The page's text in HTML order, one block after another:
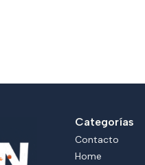
Categorías
Contacto
Home